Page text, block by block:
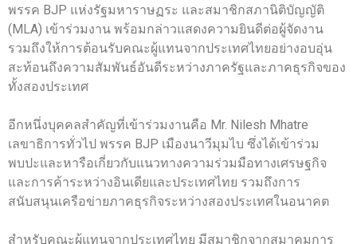
พรรค BJP แห่งรัฐมหาราษฏระ และสมาชิกสภานิติบัญญัติ
(MLA) เข้าร่วมงาน พร้อมกล่าวแสดงความยินดีต่อผู้จัดงาน
รวมถึงให้การต้อนรับคณะผู้แทนจากประเทศไทยอย่างอบอุ่น
สะท้อนถึงความสัมพันธ์อันดีระหว่างภาครัฐและภาคธุรกิจของ
ทั้งสองประเทศ
อีกหนึ่งบุคคลสำคัญที่เข้าร่วมงานคือ Mr. Nilesh Mhatre
เลขาธิการทั่วไป พรรค BJP เมืองนาวีมุมไบ ซึ่งได้เข้าร่วม
พบปะและหารือเกี่ยวกับแนวทางความร่วมมือทางเศรษฐกิจ
และการค้าระหว่างอินเดียและประเทศไทย รวมถึงการ
สนับสนุนเครือข่ายภาคธุรกิจระหว่างสองประเทศในอนาคต
สำหรับคณะผู้แทนจากประเทศไทย มีสมาชิกจากสมาคมการ